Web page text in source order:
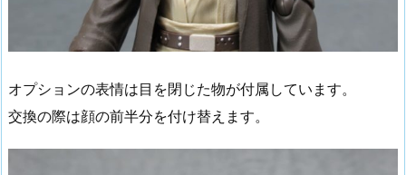
オプションの表情は目を閉じた物が付属しています。
交換の際は顔の前半分を付け替えます。